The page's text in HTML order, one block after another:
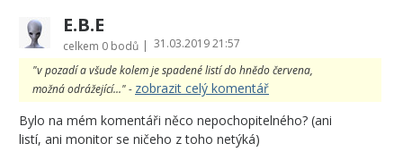
E.B.E
celkem 0 bodů | 31.03.2019 21:57
"v pozadí a všude kolem je spadené listí do hnědo červena,
možná odrážející..." - zobrazit celý komentář
Bylo na mém komentáři něco nepochopitelného? (ani
listí, ani monitor se ničeho z toho netýká)